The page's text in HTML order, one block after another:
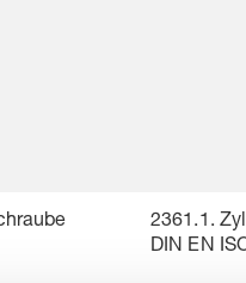
2361.1.
DIN EN